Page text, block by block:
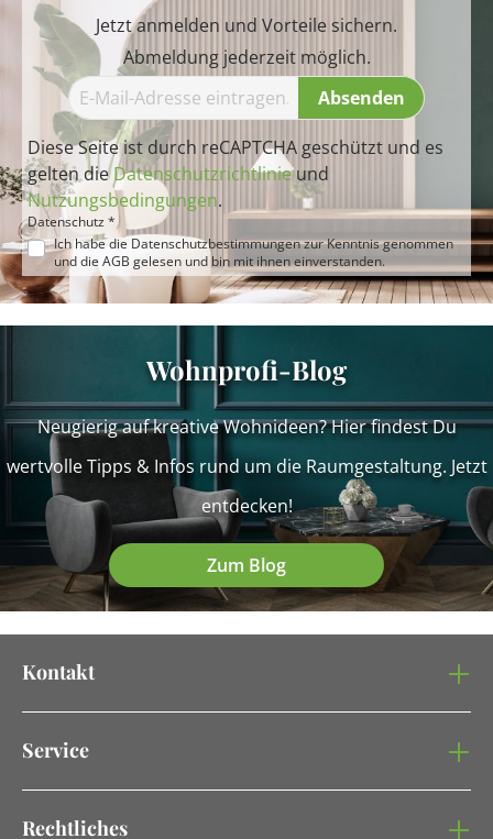
Jetzt anmelden und Vorteile sichern.
Abmeldung jederzeit möglich.
Absenden
Diese Seite ist durch reCAPTCHA geschützt und es
gelten dieDatenschutzrichtlinieund
Nutzungsbedingungen.
Datenschutz *
Ich habe die Datenschutzbestimmungenzur Kenntnis genommen
und die AGB gelesen und bin mit ihnen einverstanden.
Wohnprofi-Blog
Neugierig auf kreative Wohnideen? Hier findest Du
wertvolle Tipps & Infos rund um die Raumgestaltung. Jetzt
entdecken!
Zum Blog
Kontakt
Service
Rechtliches